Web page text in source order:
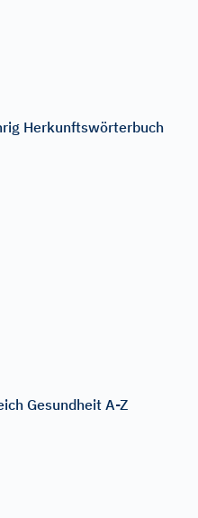
Herkunftswörterbuch
Gesundheit A-Z